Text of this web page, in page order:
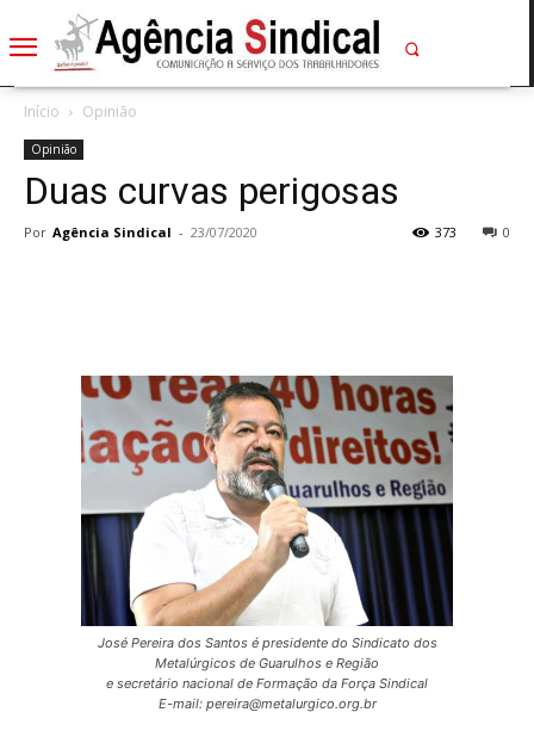
Início Opinião
Opinião
Duas curvas perigosas
Por Agência Sindical - 23/07/2020 0
373
José Pereira dos Santos é presidente do Sindicato dos
Metalúrgicos de Guarulhos e Região
e secretário nacional de Formação da Força Sindical
E-mail: pereira@metalurgico.org.br